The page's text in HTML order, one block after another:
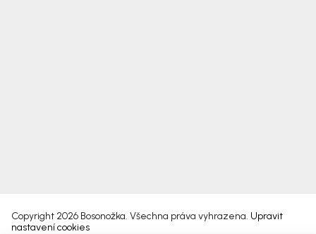
Copyright 2026 Bosonožka. Všechna práva vyhrazena. Upravit
nastavení cookies